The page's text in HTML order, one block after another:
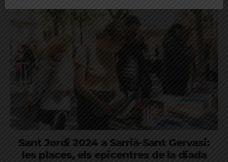
Sant Jordi 2024 a Sarrià-Sant Gervasi:
les places, els epicentres de la diada